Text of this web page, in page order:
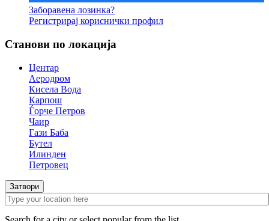
Заборавена лозинка?
Регистрирај кориснички профил
Станови по локација
Центар
Аеродром
Кисела Вода
Карпош
Ѓорче Петров
Чаир
Гази Баба
Бутел
Илинден
Петровец
Затвори